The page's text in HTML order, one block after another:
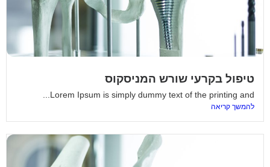
טיפול בקרעי שורש המניסקוס
Lorem Ipsum is simply dummy text of the printing and...
להמשך קריאה